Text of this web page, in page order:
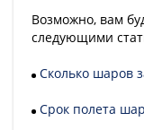
Возможно, вам
следующими
Сколько шаров
Срок полета